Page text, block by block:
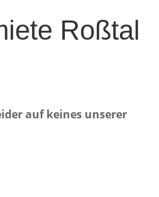
Roßtal
auf keines unserer